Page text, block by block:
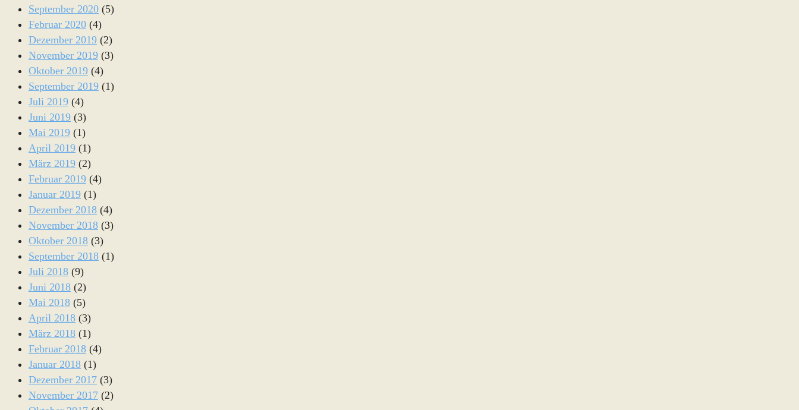
September 2020 (5)
Februar 2020 (4)
Dezember 2019 (2)
November 2019 (3)
Oktober 2019 (4)
September 2019 (1)
Juli 2019 (4)
Juni 2019 (3)
Mai 2019 (1)
April 2019 (1)
März 2019 (2)
Februar 2019 (4)
Januar 2019 (1)
Dezember 2018 (4)
November 2018 (3)
Oktober 2018 (3)
September 2018 (1)
Juli 2018 (9)
Juni 2018 (2)
Mai 2018 (5)
April 2018 (3)
März 2018 (1)
Februar 2018 (4)
Januar 2018 (1)
Dezember 2017 (3)
November 2017 (2)